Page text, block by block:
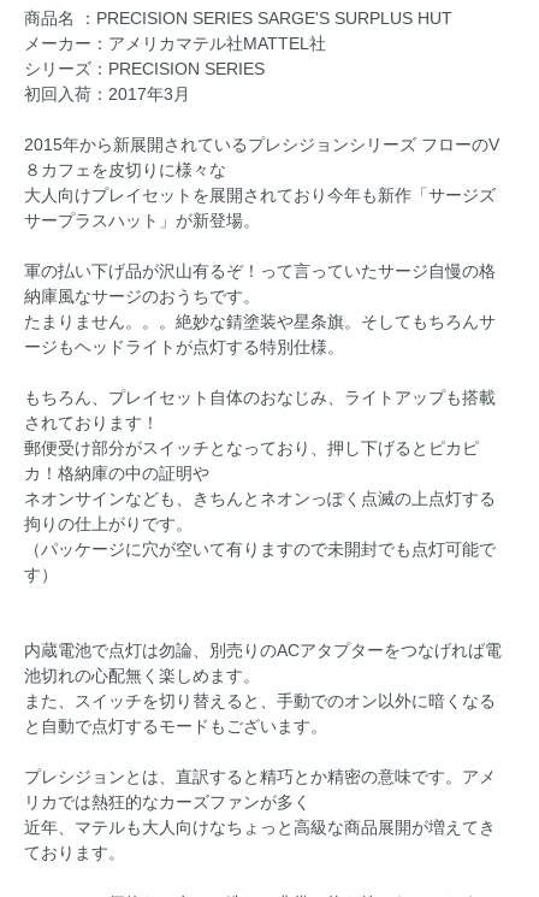
商品名 ：PRECISION SERIES SARGE'S SURPLUS HUT
メーカー：アメリカマテル社MATTEL社
シリーズ：PRECISION SERIES
初回入荷：2017年3月
2015年から新展開されているプレシジョンシリーズ フローのV
８カフェを皮切りに様々な
大人向けプレイセットを展開されており今年も新作「サージズ
サープラスハット」が新登場。
軍の払い下げ品が沢山有るぞ！って言っていたサージ自慢の格
納庫風なサージのおうちです。
たまりません。。。絶妙な錆塗装や星条旗。そしてもちろんサ
ージもヘッドライトが点灯する特別仕様。
もちろん、プレイセット自体のおなじみ、ライトアップも搭載
されております！
郵便受け部分がスイッチとなっており、押し下げるとピカピ
カ！格納庫の中の証明や
ネオンサインなども、きちんとネオンっぽく点滅の上点灯する
拘りの仕上がりです。
（パッケージに穴が空いて有りますので未開封でも点灯可能で
す）
内蔵電池で点灯は勿論、別売りのACアタプターをつなげれば電
池切れの心配無く楽しめます。
また、スイッチを切り替えると、手動でのオン以外に暗くなる
と自動で点灯するモードもございます。
プレシジョンとは、直訳すると精巧とか精密の意味です。アメ
リカでは熱狂的なカーズファンが多く
近年、マテルも大人向けなちょっと高級な商品展開が増えてき
ております。